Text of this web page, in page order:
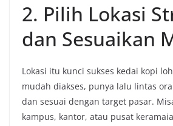
2. Pilih Lokasi
dan Sesuaikan
Lokasi itu kunci sukses kedai kopi
mudah diakses, punya lalu lintas
dan sesuai dengan target pasar.
kampus, kantor, atau pusat